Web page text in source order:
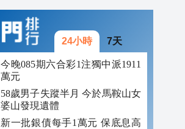
24小時 7天
今晚085期六合彩1注獨中派1911
萬元
58歲男子失蹤半月 今於馬鞍山女
婆山發現遺體
新一批銀債每手1萬元 保底息高